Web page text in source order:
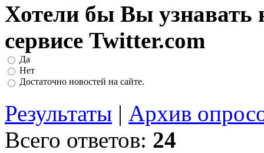
Хотели бы Вы узнавать
сервисе Twitter.com
Да
Нет
Достаточно новостей на сайте.
Результаты | Архив
Всего ответов: 24